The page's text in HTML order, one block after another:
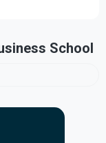
School